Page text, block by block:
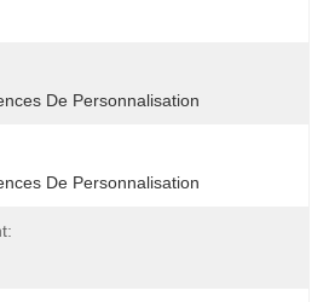
De Personnalisation
De Personnalisation